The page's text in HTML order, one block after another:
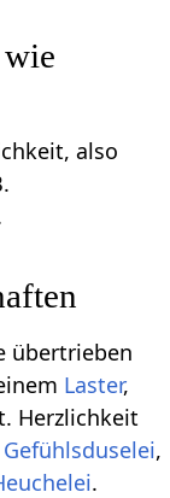
also
übertrieben
Laster,
Herzlichkeit
Gefühlsduselei,
.